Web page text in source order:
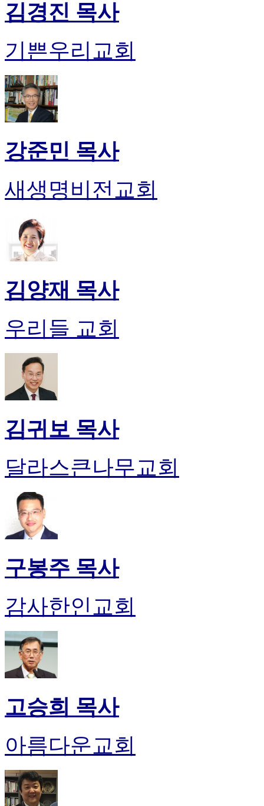
진
후
대
출
후
기
비
아
센
웹
토
미
프
미
프
약
국
국
24
김경진 목사
기쁜우리교회
강준민 목사
새생명비전교회
김양재 목사
우리들 교회
김귀보 목사
달라스큰나무교회
구봉주 목사
감사한인교회
고승희 목사
아름다운교회